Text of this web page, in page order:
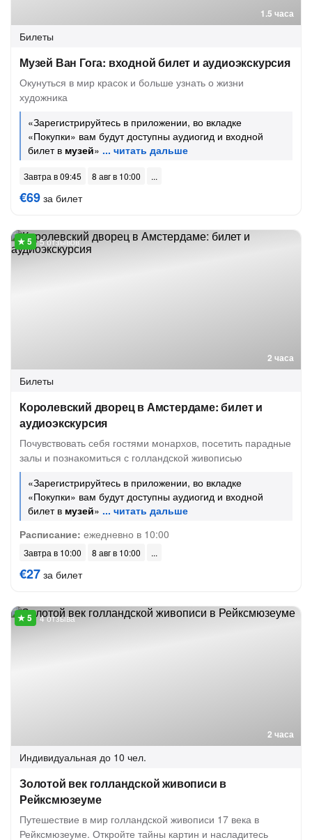
1.5 часа
Билеты
Музей Ван Гога: входной билет и аудиоэкскурсия
Окунуться в мир красок и больше узнать о жизни
художника
«Зарегистрируйтесь в приложении, во вкладке
«Покупки» вам будут доступны аудиогид и входной
билет в музей»
Завтра в 09:45 8 авг в 10:00
€69 за билет
2 часа
5 отзывов
Билеты
Королевский дворец в Амстердаме: билет и
аудиоэкскурсия
Почувствовать себя гостями монархов, посетить парадные
залы и познакомиться с голландской живописью
«Зарегистрируйтесь в приложении, во вкладке
«Покупки» вам будут доступны аудиогид и входной
билет в музей»
Расписание: ежедневно в 10:00
Завтра в 10:00 8 авг в 10:00
€27 за билет
2 часа
4 отзыва
Индивидуальная до 10 чел.
Золотой век голландской живописи в
Рейксмюзеуме
Путешествие в мир голландской живописи 17 века в
Рейксмюзеуме. Откройте тайны картин и насладитесь